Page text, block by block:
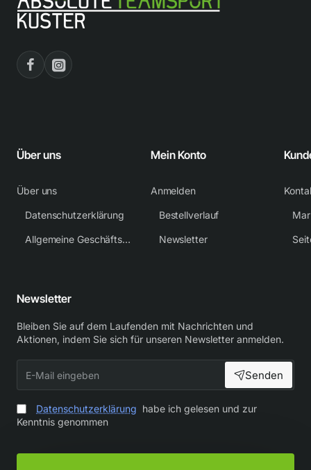
Über uns
Über uns
Datenschutzerklärung
Allgemeine Geschäftsbedingungen
Mein Konto
Anmelden
Bestellverlauf
Newsletter
Newsletter
Bleiben Sie auf dem Laufenden mit Nachrichten und
Aktionen, indem Sie sich für unseren Newsletter anmelden.
Mail
eingeben
Senden
Datenschutzerklärung habe ich gelesen und zur
Kenntnis genommen